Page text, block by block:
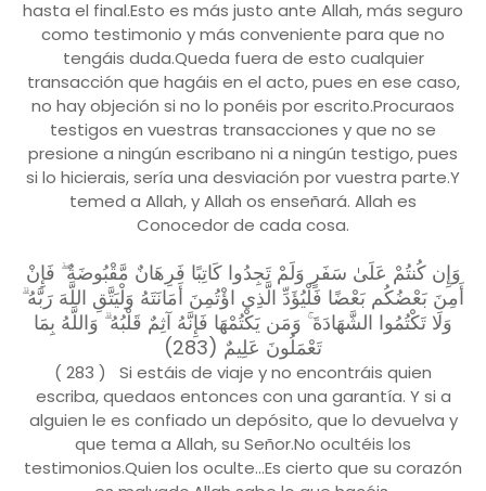
hasta el final.Esto es más justo ante Allah, más seguro
como testimonio y más conveniente para que no
tengáis duda.Queda fuera de esto cualquier
transacción que hagáis en el acto, pues en ese caso,
no hay objeción si no lo ponéis por escrito.Procuraos
testigos en vuestras transacciones y que no se
presione a ningún escribano ni a ningún testigo, pues
si lo hicierais, sería una desviación por vuestra parte.Y
temed a Allah, y Allah os enseñará. Allah es
Conocedor de cada cosa.
وَإِن كُنتُمْ عَلَىٰ سَفَرٍ وَلَمْ تَجِدُوا كَاتِبًا فَرِهَانٌ مَّقْبُوضَةٌ ۖ فَإِنْ
أَمِنَ بَعْضُكُم بَعْضًا فَلْيُؤَدِّ الَّذِي اؤْتُمِنَ أَمَانَتَهُ وَلْيَتَّقِ اللَّهَ رَبَّهُ ۗ
وَلَا تَكْتُمُوا الشَّهَادَةَ ۚ وَمَن يَكْتُمْهَا فَإِنَّهُ آثِمٌ قَلْبُهُ ۗ وَاللَّهُ بِمَا
تَعْمَلُونَ عَلِيمٌ (283)
( 283 ) Si estáis de viaje y no encontráis quien
escriba, quedaos entonces con una garantía. Y si a
alguien le es confiado un depósito, que lo devuelva y
que tema a Allah, su Señor.No ocultéis los
testimonios.Quien los oculte...Es cierto que su corazón